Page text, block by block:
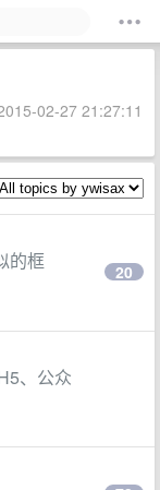
02-27 21:27:11
的框
20
、公众